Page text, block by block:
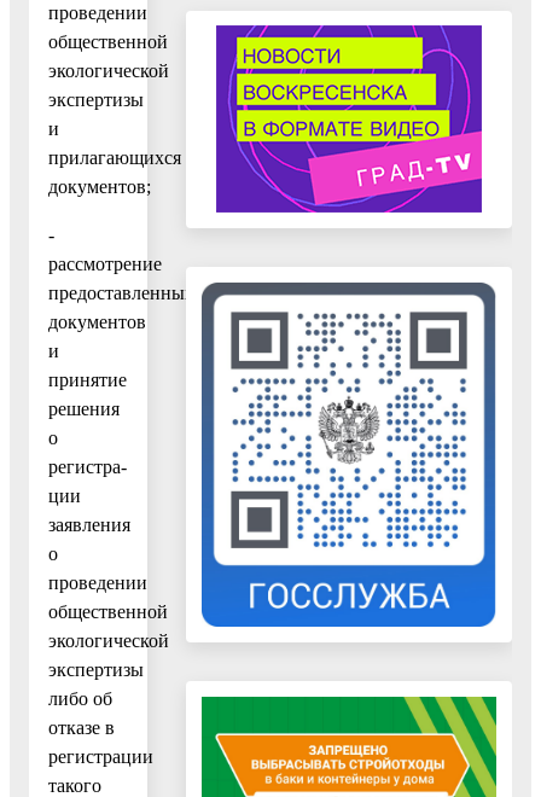
проведении
общественной
экологической
экспертизы
и
прилагающихся
документов;
-
рассмотрение
предоставленных
документов
и
принятие
решения
о
регистра­
ции
заявления
о
проведении
общественной
экологической
экспертизы
либо об
отказе в
регистрации
такого